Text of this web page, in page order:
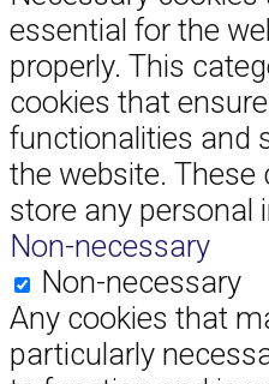
essential for the
properly. This
cookies that
functionalities and
the website. These
store any personal
Non-necessary
Non-necessary
Any cookies that
particularly